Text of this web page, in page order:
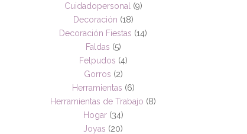
Cuidadopersonal (9)
Decoración (18)
Decoración Fiestas (14)
Faldas (5)
Felpudos (4)
Gorros (2)
Herramientas (6)
Herramientas de Trabajo (8)
Hogar (34)
Joyas (20)